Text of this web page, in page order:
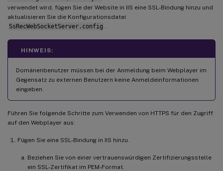
verwendet wird, fügen Sie der Website in IIS eine SSL-Bindung hinzu und
aktualisieren Sie die Konfigurationsdatei
SsRecWebSocketServer.config .
HINWEIS:
Domänenbenutzer müssen bei der Anmeldung beim Webplayer im
Gegensatz zu externen Benutzern keine Anmeldeinformationen
eingeben.
Führen Sie folgende Schritte zum Verwenden von HTTPS für den Zugriff
auf den Webplayer aus:
Fügen Sie eine SSL-Bindung in IIS hinzu.
Beziehen Sie von einer vertrauenswürdigen Zertifizierungsstelle
ein SSL-Zertifikat im PEM-Format.